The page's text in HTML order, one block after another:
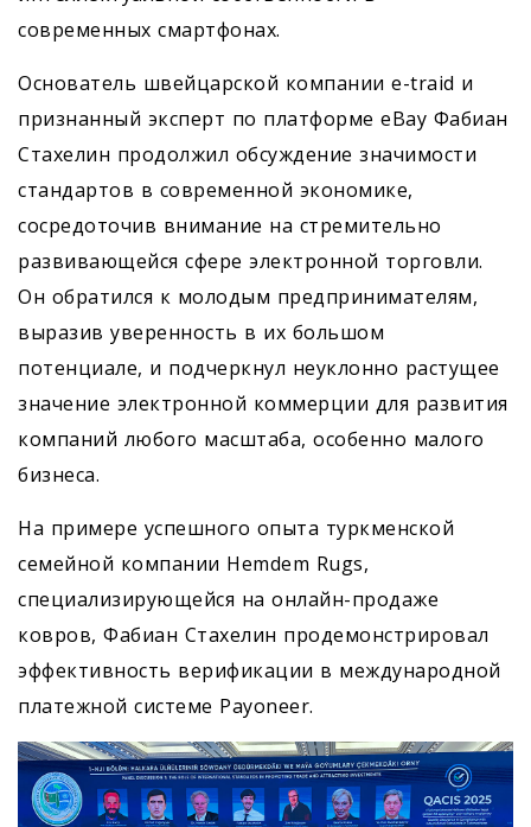
современных смартфонах.
Основатель швейцарской компании e-traid и
признанный эксперт по платформе eBay Фабиан
Стахелин продолжил обсуждение значимости
стандартов в современной экономике,
сосредоточив внимание на стремительно
развивающейся сфере электронной торговли.
Он обратился к молодым предпринимателям,
выразив уверенность в их большом
потенциале, и подчеркнул неуклонно растущее
значение электронной коммерции для развития
компаний любого масштаба, особенно малого
бизнеса.
На примере успешного опыта туркменской
семейной компании Hemdem Rugs,
специализирующейся на онлайн-продаже
ковров, Фабиан Стахелин продемонстрировал
эффективность верификации в международной
платежной системе Payoneer.